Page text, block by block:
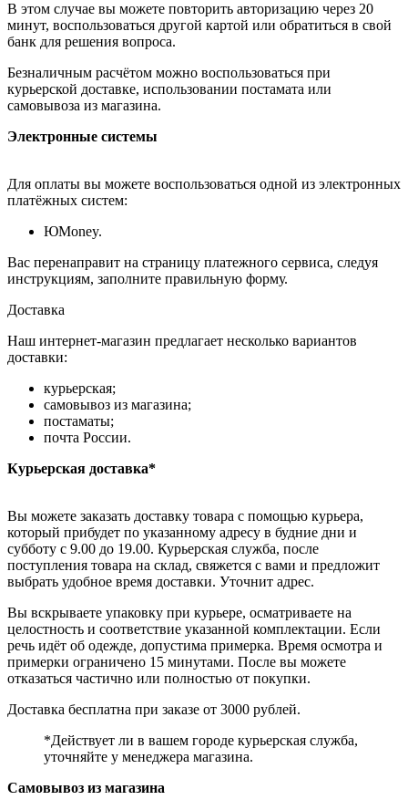
В этом случае вы можете повторить авторизацию через 20
минут, воспользоваться другой картой или обратиться в свой
банк для решения вопроса.
Безналичным расчётом можно воспользоваться при
курьерской доставке, использовании постамата или
самовывоза из магазина.
Электронные системы
Для оплаты вы можете воспользоваться одной из электронных
платёжных систем:
ЮMoney.
Вас перенаправит на страницу платежного сервиса, следуя
инструкциям, заполните правильную форму.
Доставка
Наш интернет-магазин предлагает несколько вариантов
доставки:
курьерская;
самовывоз из магазина;
постаматы;
почта России.
Курьерская доставка*
Вы можете заказать доставку товара с помощью курьера,
который прибудет по указанному адресу в будние дни и
субботу с 9.00 до 19.00. Курьерская служба, после
поступления товара на склад, свяжется с вами и предложит
выбрать удобное время доставки. Уточнит адрес.
Вы вскрываете упаковку при курьере, осматриваете на
целостность и соответствие указанной комплектации. Если
речь идёт об одежде, допустима примерка. Время осмотра и
примерки ограничено 15 минутами. После вы можете
отказаться частично или полностью от покупки.
Доставка бесплатна при заказе от 3000 рублей.
*Действует ли в вашем городе курьерская служба,
уточняйте у менеджера магазина.
Самовывоз из магазина